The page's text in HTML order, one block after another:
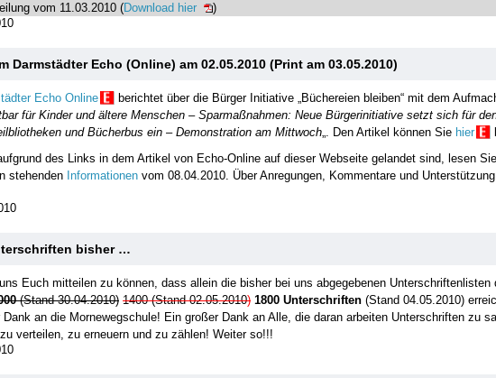
vom 11.03.2010 (Download hier
)
Darmstädter Echo (Online) am 02.05.2010 (Print am 03.05.2010)
Echo Online
berichtet über die Bürger Initiative „Büchereien bleiben“ mit dem
für Kinder und ältere Menschen – Sparmaßnahmen: Neue Bürgerinitiative setzt sich für
und Bücherbus ein – Demonstration am Mittwoch„. Den Artikel können Sie hier
des Links in dem Artikel von Echo-Online auf dieser Webseite gelandet sind, lesen
stehenden Informationen vom 08.04.2010. Über Anregungen, Kommentare und
bisher …
Euch mitteilen zu können, dass allein die bisher bei uns abgegebenen Unterschriftenlisten
(Stand 30.04.2010) 1400 (Stand 02.05.2010) 1800 Unterschriften (Stand 04.05.2010)
Dank an die Mornewegschule! Ein großer Dank an Alle, die daran arbeiten Unterschriften zu
verteilen, zu erneuern und zu zählen! Weiter so!!!